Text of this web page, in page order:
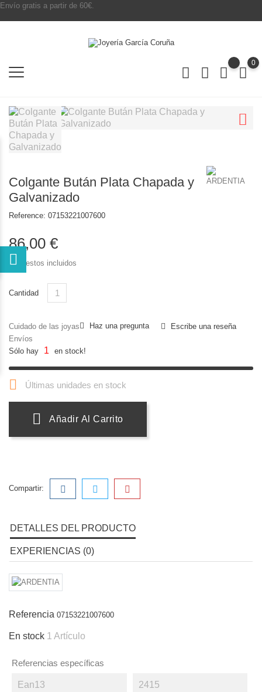
Envío gratis a partir de 60€.
0
Colgante Bután Plata Chapada y
Galvanizado
Reference: 07153221007600
86,00 €
Impuestos incluidos
Cantidad
Cuidado de las joyas
Envíos
Haz una pregunta Escribe una reseña
Sólo hay 1 en stock!
 Últimas unidades en stock
Añadir Al Carrito
Compartir:
DETALLES DEL PRODUCTO
EXPERIENCIAS (0)
Referencia 07153221007600
En stock 1 Artículo
Referencias específicas
Ean13 2415